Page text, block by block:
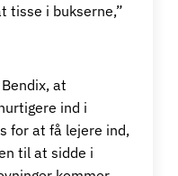
tisse i bukserne,”
at
ind i
for at få lejere ind,
til at sidde i